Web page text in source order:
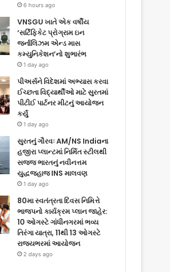
6 hours ago
VNSGU ખાતે એક વર્ષીય
‘સર્ટિફિકેટ પ્રોગ્રામ ઇન
જર્નાલિઝમ એન્ડ માસ
કમ્યુનિકેશન’નો શુભારંભ
1 day ago
પીઅર્સને વિદેશમાં અભ્યાસ કરવા
ઈચ્છતા વિદ્યાર્થીઓ માટે સુરતમાં
પીટીઈ પાર્ટનર મીટનું આયોજન
કર્યું
1 day ago
સુરતનું ગૌરવઃ AM/NS Indiaના
હજીરા પ્લાન્ટમાં નિર્મિત સ્ટીલથી
સજ્જ ભારતનું નવીનત્તમ
યુદ્ધજહાજ INS માલવણ
1 day ago
80મા સ્વતંત્રતા દિવસ નિમિત્તે
ભાજપનો કાર્યક્રમ પ્લાન જાહેર:
10 ઓગસ્ટે ગાંધીનગરમાં ભવ્ય
તિરંગા યાત્રા, 11થી 13 ઓગસ્ટે
રાજ્યભરમાં આયોજન
2 days ago